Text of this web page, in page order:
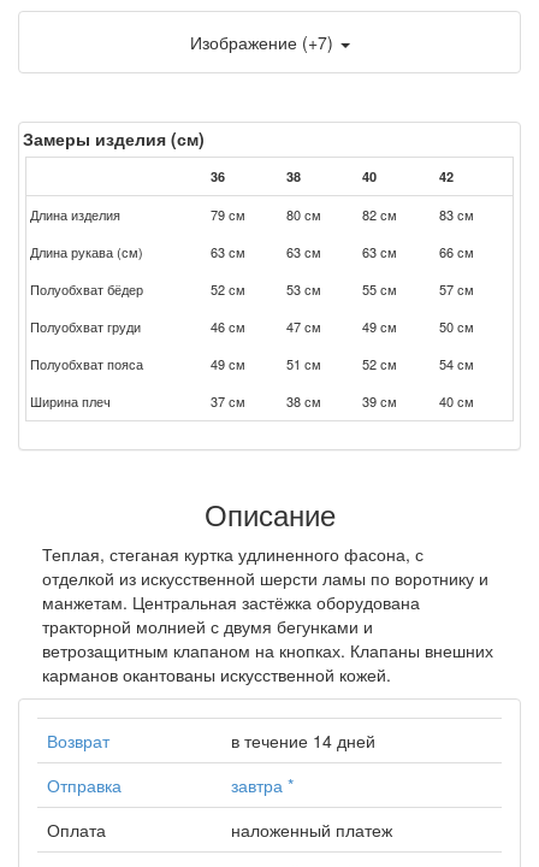
Изображение (+7)
Замеры изделия (см)
36 38 40 42
Длина изделия 79 см 80 см 82 см
83 см
Длина рукава (см)
63 см 63 см 63 см
66 см
Полуобхват бёдер
52 см 53 см 55 см
57 см
Полуобхват груди
46 см 47 см 49 см
50 см
Полуобхват пояса
49 см 51 см 52 см
54 см
Ширина плеч
37 см 38 см 39 см 40 см
Описание
Теплая, стеганая куртка удлиненного фасона, с
отделкой из искусственной шерсти ламы по воротнику и
манжетам. Центральная застёжка оборудована
тракторной молнией с двумя бегунками и
ветрозащитным клапаном на кнопках. Клапаны внешних
карманов окантованы искусственной кожей.
Возврат
в течение 14 дней
Отправка
завтра *
Оплата
наложенный платеж